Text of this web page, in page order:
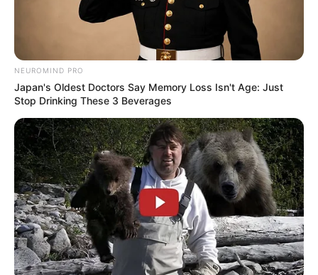
NEUROMIND PRO
Japan's Oldest Doctors Say Memory Loss Isn't Age: Just
Stop Drinking These 3 Beverages